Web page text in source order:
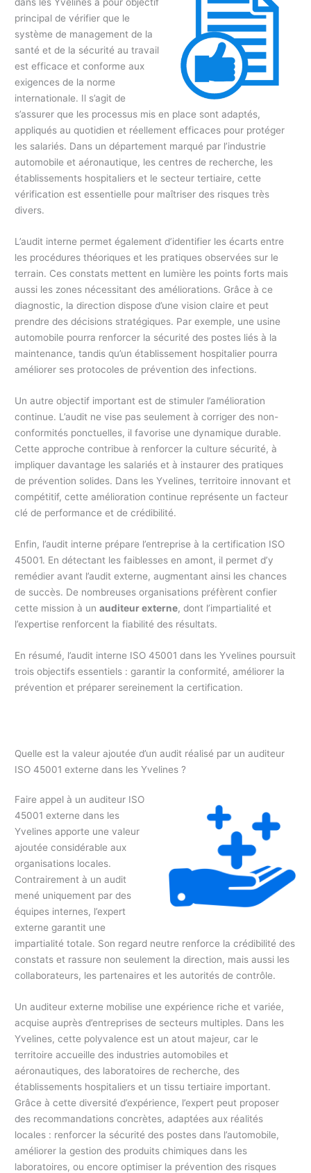
dans les Yvelines a pour objectif
principal de vérifier que le
système de management de la
santé et de la sécurité au travail
est efficace et conforme aux
exigences de la norme
internationale. Il s’agit de
s’assurer que les processus mis en place sont adaptés,
appliqués au quotidien et réellement efficaces pour protéger
les salariés. Dans un département marqué par l’industrie
automobile et aéronautique, les centres de recherche, les
établissements hospitaliers et le secteur tertiaire, cette
vérification est essentielle pour maîtriser des risques très
divers.
L’audit interne permet également d’identifier les écarts entre
les procédures théoriques et les pratiques observées sur le
terrain. Ces constats mettent en lumière les points forts mais
aussi les zones nécessitant des améliorations. Grâce à ce
diagnostic, la direction dispose d’une vision claire et peut
prendre des décisions stratégiques. Par exemple, une usine
automobile pourra renforcer la sécurité des postes liés à la
maintenance, tandis qu’un établissement hospitalier pourra
améliorer ses protocoles de prévention des infections.
Un autre objectif important est de stimuler l’amélioration
continue. L’audit ne vise pas seulement à corriger des non-
conformités ponctuelles, il favorise une dynamique durable.
Cette approche contribue à renforcer la culture sécurité, à
impliquer davantage les salariés et à instaurer des pratiques
de prévention solides. Dans les Yvelines, territoire innovant et
compétitif, cette amélioration continue représente un facteur
clé de performance et de crédibilité.
Enfin, l’audit interne prépare l’entreprise à la certification ISO
45001. En détectant les faiblesses en amont, il permet d’y
remédier avant l’audit externe, augmentant ainsi les chances
de succès. De nombreuses organisations préfèrent confier
cette mission à unauditeur externe, dont l’impartialité et
l’expertise renforcent la fiabilité des résultats.
En résumé, l’audit interne ISO 45001 dans les Yvelines poursuit
trois objectifs essentiels : garantir la conformité, améliorer la
prévention et préparer sereinement la certification.
Quelle est la valeur ajoutée d’un audit réalisé par un auditeur
ISO 45001 externe dans les Yvelines ?
Faire appel à un auditeur ISO
45001 externe dans les
Yvelines apporte une valeur
ajoutée considérable aux
organisations locales.
Contrairement à un audit
mené uniquement par des
équipes internes, l’expert
externe garantit une
impartialité totale. Son regard neutre renforce la crédibilité des
constats et rassure non seulement la direction, mais aussi les
collaborateurs, les partenaires et les autorités de contrôle.
Un auditeur externe mobilise une expérience riche et variée,
acquise auprès d’entreprises de secteurs multiples. Dans les
Yvelines, cette polyvalence est un atout majeur, car le
territoire accueille des industries automobiles et
aéronautiques, des laboratoires de recherche, des
établissements hospitaliers et un tissu tertiaire important.
Grâce à cette diversité d’expérience, l’expert peut proposer
des recommandations concrètes, adaptées aux réalités
locales : renforcer la sécurité des postes dans l’automobile,
améliorer la gestion des produits chimiques dans les
laboratoires, ou encore optimiser la prévention des risques